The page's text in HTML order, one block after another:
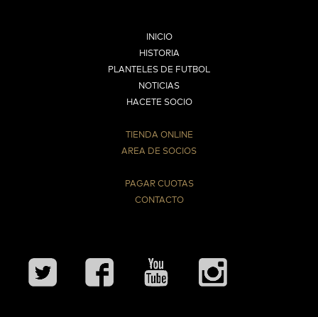
INICIO
HISTORIA
PLANTELES DE FUTBOL
NOTICIAS
HACETE SOCIO
TIENDA ONLINE
AREA DE SOCIOS
PAGAR CUOTAS
CONTACTO